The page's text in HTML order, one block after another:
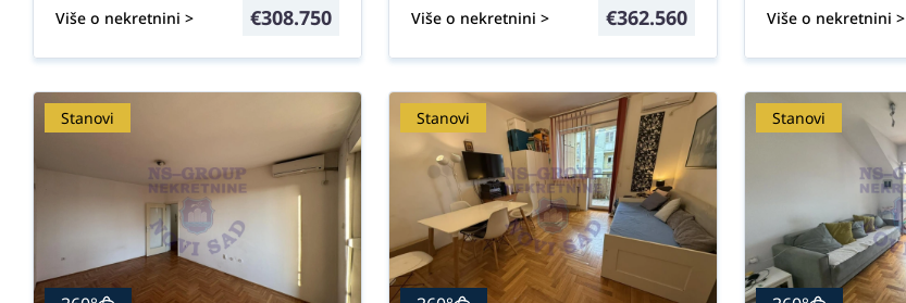
Više o nekretnini > €308.750 Više o nekretnini > €362.560 Više o nekretnini >
Stanovi Stanovi Stanovi